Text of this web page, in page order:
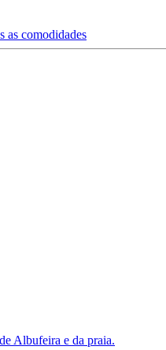
as comodidades
Albufeira e da praia.